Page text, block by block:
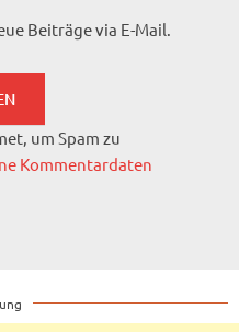
Beiträge via E-Mail.
um Spam zu
Kommentardaten